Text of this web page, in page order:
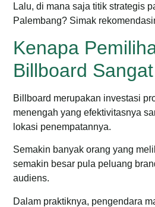
Lalu, di mana saja titik strategis
Palembang? Simak
Kenapa
Billboard
Billboard merupakan investasi
menengah yang efektivitasnya
lokasi penempatannya.
Semakin banyak orang yang
semakin besar pula peluang
audiens.
Dalam praktiknya, pengendara